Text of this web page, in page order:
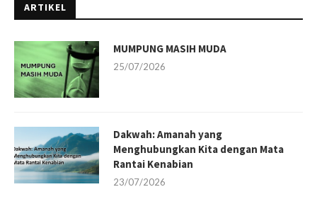
ARTIKEL
MUMPUNG MASIH MUDA
25/07/2026
Dakwah: Amanah yang
Menghubungkan Kita dengan Mata
Rantai Kenabian
23/07/2026